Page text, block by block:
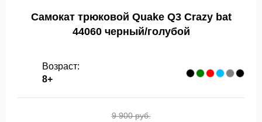
Самокат трюковой Quake Q3 Crazy bat
44060 черный/голубой
Возраст:
8+
9 900 руб.